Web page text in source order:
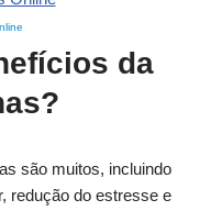
da
são muitos, incluindo
redução do estresse e